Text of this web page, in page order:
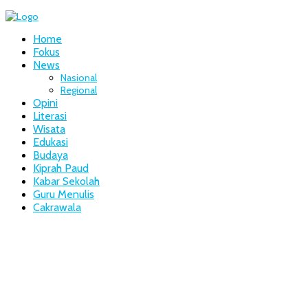
Home
Fokus
News
Nasional
Regional
Opini
Literasi
Wisata
Edukasi
Budaya
Kiprah Paud
Kabar Sekolah
Guru Menulis
Cakrawala